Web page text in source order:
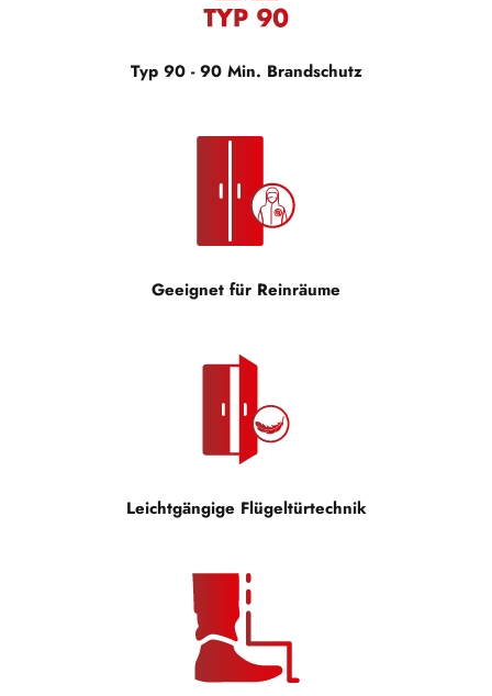
Typ 90 - 90 Min. Brandschutz
Geeignet für Reinräume
Leichtgängige Flügeltürtechnik